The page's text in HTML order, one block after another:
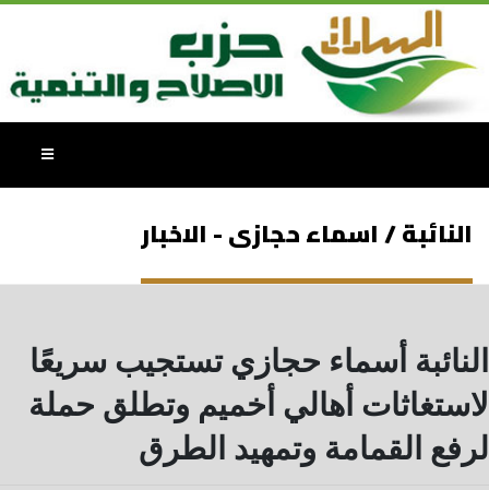
النائبة / اسماء حجازى - الاخبار
النائبة أسماء حجازي تستجيب سريعًا
لاستغاثات أهالي أخميم وتطلق حملة
لرفع القمامة وتمهيد الطرق